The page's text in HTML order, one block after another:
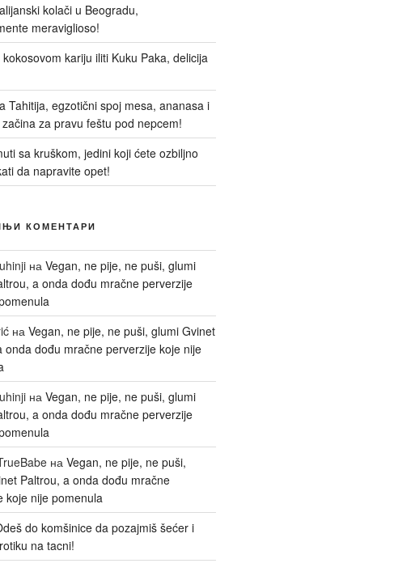
kolači u Beogradu,
meraviglioso!
kokosovom kariju iliti Kuku Paka, delicija
Tahitija, egzotični spoj mesa, ananasa i
za pravu feštu pod nepcem!
sa kruškom, jedini koji ćete ozbiljno
da napravite opet!
КОМЕНТАРИ
на Vegan, ne pije, ne puši, glumi
a onda dođu mračne perverzije
на Vegan, ne pije, ne puši, glumi Gvinet
onda dođu mračne perverzije koje nije
на Vegan, ne pije, ne puši, glumi
a onda dođu mračne perverzije
на Vegan, ne pije, ne puši,
Paltrou, a onda dođu mračne
koje nije pomenula
do komšinice da pozajmiš šećer i
na tacni!